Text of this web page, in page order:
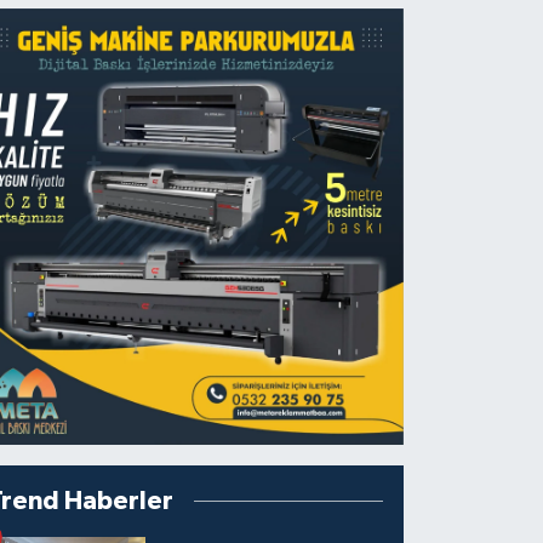
Haberler